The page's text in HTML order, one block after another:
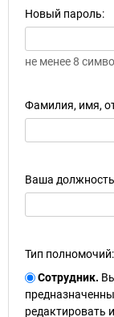
Новый пароль:
не менее 8
Фамилия, имя,
Ваша
Тип полномочий:
Сотрудник.
редактировать